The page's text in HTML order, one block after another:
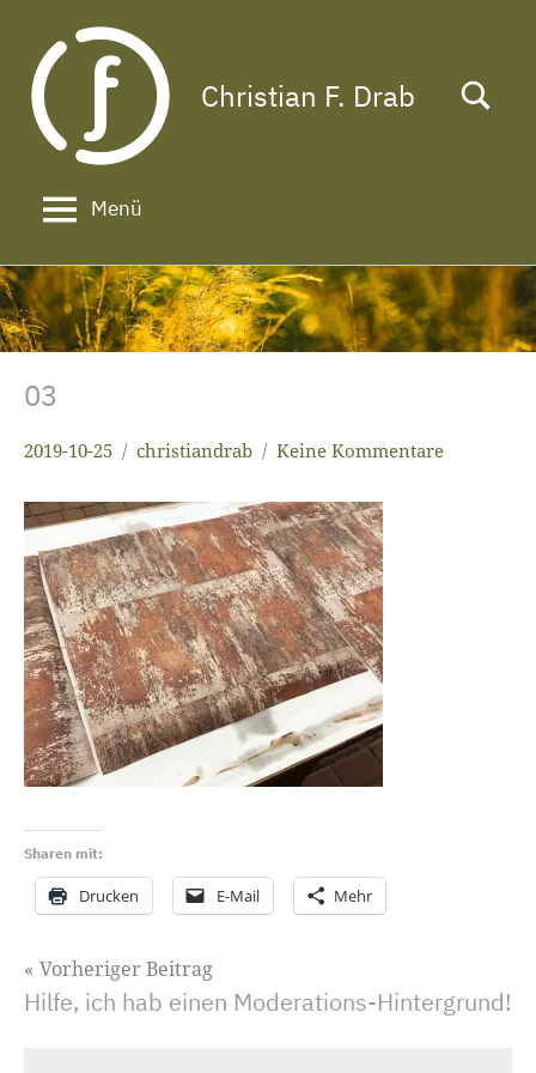
Inhalt
springen
Christian F. Drab
Das
ein
langes
Gesicht!
Menü
03
2019-10-25 christiandrab Keine Kommentare
Sharen mit:
Drucken E-Mail Mehr
Beitragsnavigation
Vorheriger Beitrag
Hilfe, ich hab einen Moderations-Hintergrund!